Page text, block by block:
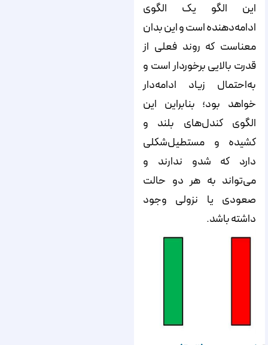
این الگو یک الگوی
ادامه‌‌‌‌‌دهنده است و این بدان
معناست که روند فعلی از
قدرت بالایی برخوردار است و
به‌احتمال زیاد ادامه‌دار
خواهد بود؛ بنابراین این
الگوی کندل‌‌‌‌‌های بلند و
کشیده و مستطیل‌شکلی
دارد که شدو ندارند و
می‌‌‌‌‌تواند به هر دو حالت
صعودی یا نزولی وجود
داشته باشد.